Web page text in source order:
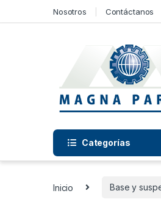
Nosotros Contáctanos
Categorías
Inicio Base y